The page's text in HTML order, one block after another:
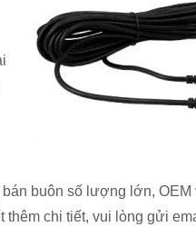
buôn số lượng lớn,
chi tiết, vui lòng gửi